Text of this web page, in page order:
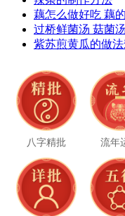
藕怎么做好吃 藕
过桥鲜菌汤 菇菌
紫苏煎黄瓜的做
八字精批 流年